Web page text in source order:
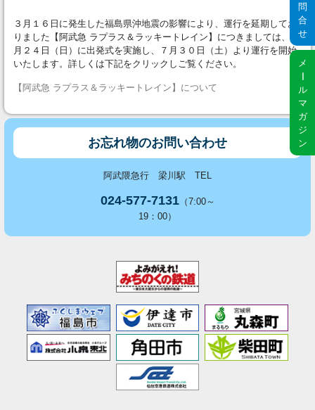
問
合
せ
メ
ー
ル
マ
ガ
ジ
ン
３月１６日に発生した福島県沖地震の影響により、運行を延期してお
りました【阿武急 ラプラス＆ラッキートレイン】につきましては、７
月２４日（日）に出発式を実施し、７月３０日（土）より運行を開始
いたします。詳しくは下記をクリックしご覧ください。
【阿武急 ラプラス＆ラッキートレイン】について
お忘れ物のお問い合わせ
阿武隈急行 梁川駅 TEL
024-577-7131（7:00～
19：00）